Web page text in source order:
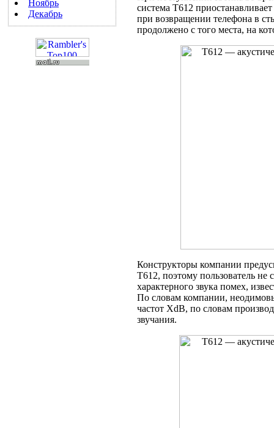
Ноябрь
Декабрь
система T612
при возвращении телефона в
продолжено с того места, на
Конструкторы компании
T612, поэтому пользователь не
характерного звука помех,
По словам компании,
частот XdB, по словам
звучания.